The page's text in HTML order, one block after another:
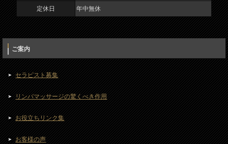
定休日 年中無休
ご案内
セラピスト募集
リンパマッサージの驚くべき作用
お役立ちリンク集
お客様の声